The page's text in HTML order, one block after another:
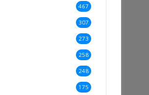
467
307
273
258
248
175